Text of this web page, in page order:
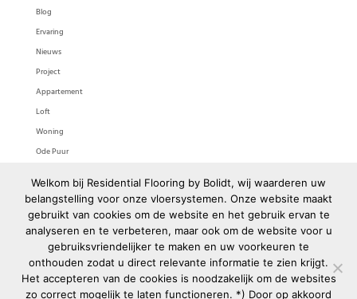
Blog
Ervaring
Nieuws
Project
Appartement
Loft
Woning
Ode Puur
Bolidtop 525
Meta
Login
Berichten feed
Reacties feed
Welkom bij Residential Flooring by Bolidt, wij waarderen uw
belangstelling voor onze vloersystemen. Onze website maakt
gebruikt van cookies om de website en het gebruik ervan te
analyseren en te verbeteren, maar ook om de website voor u
gebruiksvriendelijker te maken en uw voorkeuren te
onthouden zodat u direct relevante informatie te zien krijgt.
Het accepteren van de cookies is noodzakelijk om de websites
zo correct mogelijk te laten functioneren. *) Door op akkoord